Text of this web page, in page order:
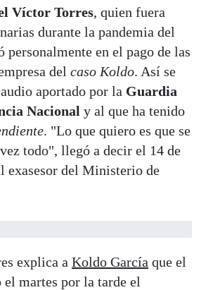
Víctor Torres, quien fuera
durante la pandemia del
personalmente en el pago de las
del caso Koldo. Así se
aportado por la Guardia
Nacional y al que ha tenido
. "Lo que quiero es que se
todo", llegó a decir el 14 de
exasesor del Ministerio de
explica a Koldo García que el
martes por la tarde el